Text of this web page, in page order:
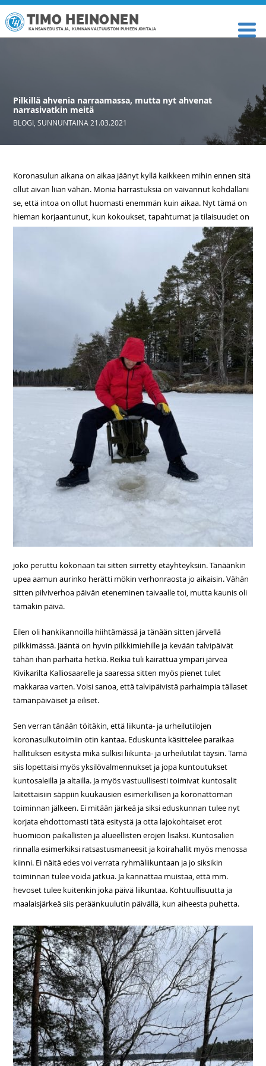
TIMO HEINONEN
KANSANEDUSTAJA, KUNNANVALTUUSTON PUHEENJOHTAJA
Pilkillä ahvenia narraamassa, mutta nyt ahvenat
narrasivatkin meitä
BLOGI ,SUNNUNTAINA 21.03.2021
Koronasulun aikana on aikaa jäänyt kyllä kaikkeen mihin ennen sitä
ollut aivan liian vähän. Monia harrastuksia on vaivannut kohdallani
se, että intoa on ollut huomasti enemmän kuin aikaa. Nyt tämä on
hieman korjaantunut, kun kokoukset, tapahtumat ja tilaisuudet on
joko peruttu kokonaan tai sitten siirretty etäyhteyksiin. Tänäänkin
upea aamun aurinko herätti mökin verhonraosta jo aikaisin. Vähän
sitten pilviverhoa päivän eteneminen taivaalle toi, mutta kaunis oli
tämäkin päivä.
Eilen oli hankikannoilla hiihtämässä ja tänään sitten järvellä
pilkkimässä. Jääntä on hyvin pilkkimiehille ja kevään talvipäivät
tähän ihan parhaita hetkiä. Reikiä tuli kairattua ympäri järveä
Kivikarilta Kalliosaarelle ja saaressa sitten myös pienet tulet
makkaraa varten. Voisi sanoa, että talvipäivistä parhaimpia tällaset
tämänpäiväiset ja eiliset.
Sen verran tänään töitäkin, että liikunta- ja urheilutilojen
koronasulkutoimiin otin kantaa. Eduskunta käsittelee paraikaa
hallituksen esitystä mikä sulkisi liikunta- ja urheilutilat täysin. Tämä
siis lopettaisi myös yksilövalmennukset ja jopa kuntoutukset
kuntosaleilla ja altailla. Ja myös vastuullisesti toimivat kuntosalit
laitettaisiin säppiin kuukausien esimerkillisen ja koronattoman
toiminnan jälkeen. Ei mitään järkeä ja siksi eduskunnan tulee nyt
korjata ehdottomasti tätä esitystä ja otta lajokohtaiset erot
huomioon paikallisten ja alueellisten erojen lisäksi. Kuntosalien
rinnalla esimerkiksi ratsastusmaneesit ja koirahallit myös menossa
kiinni. Ei näitä edes voi verrata ryhmäliikuntaan ja jo siksikin
toiminnan tulee voida jatkua. Ja kannattaa muistaa, että mm.
hevoset tulee kuitenkin joka päivä liikuntaa. Kohtuullisuutta ja
maalaisjärkeä siis peräänkuulutin päivällä, kun aiheesta puhetta.